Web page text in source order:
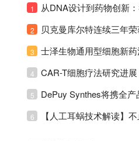
1
2
3
4 CAR-T细胞疗法研究进展
5
6